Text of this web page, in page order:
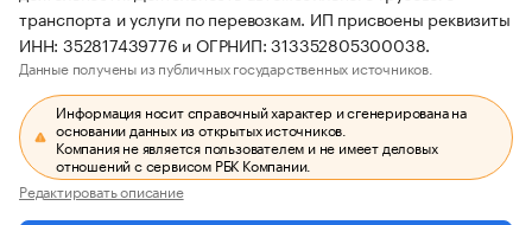
транспорта и услуги по перевозкам. ИП присвоены реквизиты
ИНН: 352817439776 и ОГРНИП: 313352805300038.
Данные получены из публичных государственных источников.
Информация носит справочный характер и сгенерирована на
основании данных из открытых источников.
Компания не является пользователем и не имеет деловых
отношений с сервисом РБК Компании.
Редактировать описание